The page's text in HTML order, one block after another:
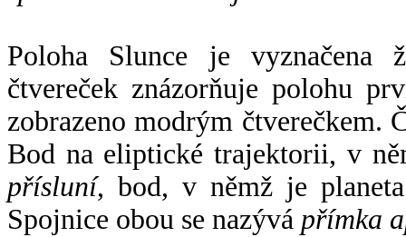
Poloha Slunce je vyznačena
čtvereček znázorňuje polohu
zobrazeno modrým čtverečkem.
Bod na eliptické trajektorii, v
přísluní, bod, v němž je
Spojnice obou se nazývá přímka